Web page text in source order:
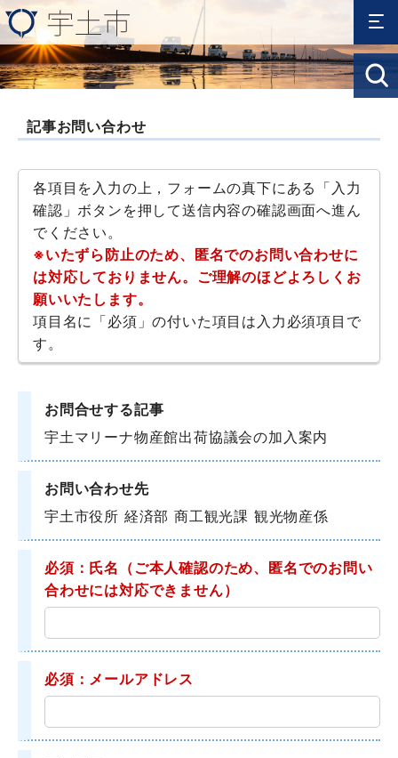
記事お問い合わせ
各項目を入力の上，フォームの真下にある「入力
確認」ボタンを押して送信内容の確認画面へ進ん
でください。
※いたずら防止のため、匿名でのお問い合わせに
は対応しておりません。ご理解のほどよろしくお
願いいたします。
項目名に「必須」の付いた項目は入力必須項目で
す。
お問合せする記事
宇土マリーナ物産館出荷協議会の加入案内
お問い合わせ先
宇土市役所 経済部 商工観光課 観光物産係
必須：氏名
（ご本人確認のため、匿名でのお問い
合わせには対応できません）
必須：メールアドレス